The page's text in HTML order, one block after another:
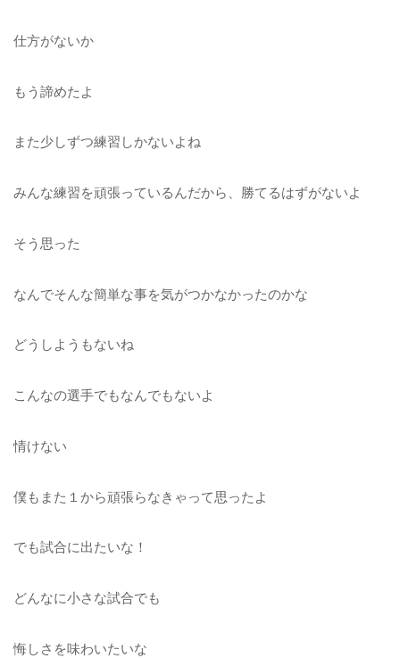
仕方がないか
もう諦めたよ
また少しずつ練習しかないよね
みんな練習を頑張っているんだから、勝てるはずがないよ
そう思った
なんでそんな簡単な事を気がつかなかったのかな
どうしようもないね
こんなの選手でもなんでもないよ
情けない
僕もまた１から頑張らなきゃって思ったよ
でも試合に出たいな！
どんなに小さな試合でも
悔しさを味わいたいな